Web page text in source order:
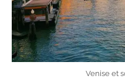
Venise et